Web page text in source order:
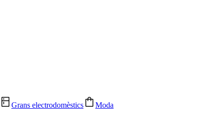
Grans electrodomèstics Moda